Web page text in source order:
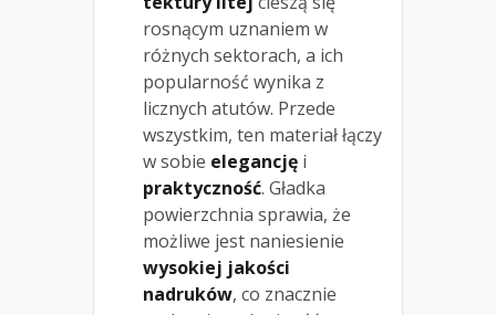
rosnącym uznaniem w
różnych sektorach, a ich
popularność wynika z
licznych atutów. Przede
wszystkim, ten materiał łączy
w sobie elegancję i
praktyczność. Gładka
powierzchnia sprawia, że
możliwe jest naniesienie
wysokiej jakości
nadruków, co znacznie